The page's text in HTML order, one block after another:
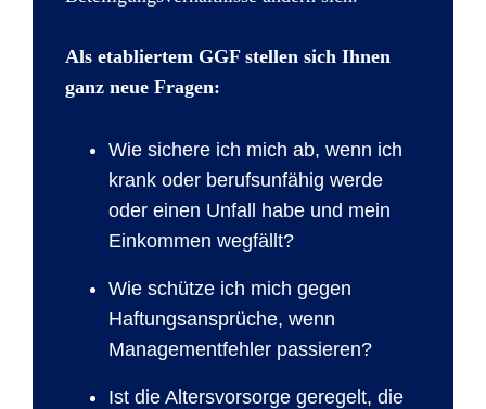
Als etabliertem GGF stellen sich Ihnen
ganz neue Fragen:
Wie sichere ich mich ab, wenn ich
krank oder berufsunfähig werde
oder einen Unfall habe und mein
Einkommen wegfällt?
Wie schütze ich mich gegen
Haftungsansprüche, wenn
Managementfehler passieren?
Ist die Altersvorsorge geregelt, die